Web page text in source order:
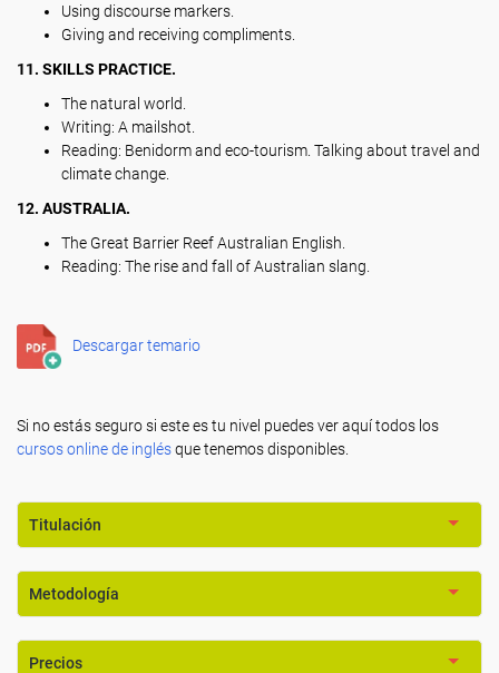
Using discourse markers.
Giving and receiving compliments.
11. SKILLS PRACTICE.
The natural world.
Writing: A mailshot.
Reading: Benidorm and eco-tourism. Talking about travel and
climate change.
12. AUSTRALIA.
The Great Barrier Reef Australian English.
Reading: The rise and fall of Australian slang.
Descargar temario
Si no estás seguro si este es tu nivel puedes ver aquí todos los
cursos online de inglésque tenemos disponibles.
Titulación
Metodología
Precios